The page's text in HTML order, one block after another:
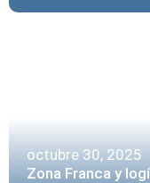
octubre 30, 2025
Zona Franca y